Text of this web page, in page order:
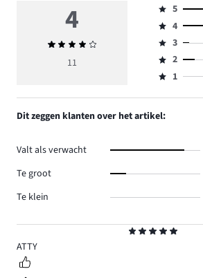
5
ATTY
4
Gemiddelde
beoordeling
11
Beoordeling
5,
aantal
reviews
4.
5
Beoordeling
4,
aantal
reviews
4
Beoordeling
3,
aantal
3
Beoordeling
2,
2.
2
Beoordeling
1,
aantal
reviews
1
Dit zeggen klanten over het artikel:
Valt als verwacht
Te groot
Te klein